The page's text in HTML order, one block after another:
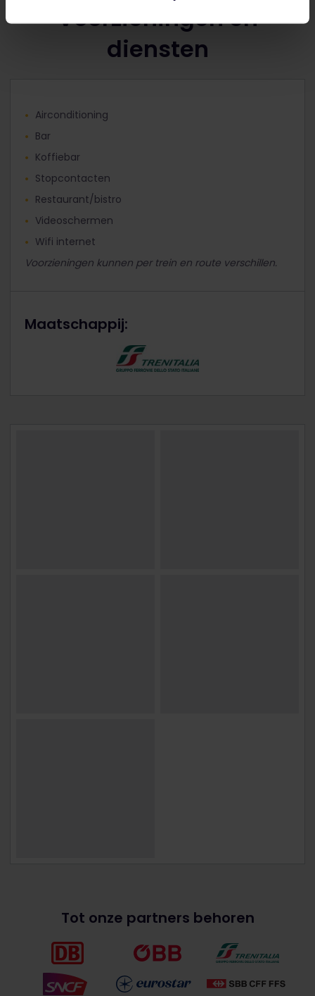
Voorzieningen en
diensten
Airconditioning
Bar
Koffiebar
Stopcontacten
Restaurant/bistro
Videoschermen
Wifi internet
Voorzieningen kunnen per trein en route verschillen.
Maatschappij:
Tot onze partners behoren